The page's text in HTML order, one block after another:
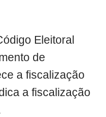
Eleitoral
de
a fiscalização
a fiscalização